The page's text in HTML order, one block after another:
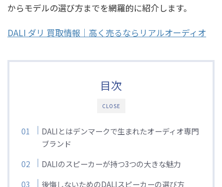
からモデルの選び方までを網羅的に紹介します。
DALI ダリ 買取情報｜高く売るならリアルオーディオ
CLOSE
目次
DALIとはデンマークで生まれたオーディオ専門
ブランド
DALIのスピーカーが持つ3つの大きな魅力
後悔しないためのDALIスピーカーの選び方